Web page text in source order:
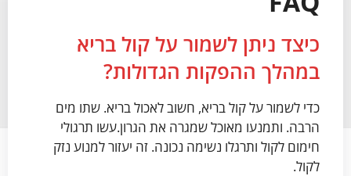
כיצד ניתן לשמור על קול בריא
במהלך ההפקות הגדולות?
כדי לשמור על קול בריא, חשוב לאכול בריא. שתו מים
הרבה. ותמנעו מאוכל שמגרה את הגרון.עשו תרגולי
חימום לקול ותרגלו נשימה נכונה. זה יעזור למנוע נזק
לקול.